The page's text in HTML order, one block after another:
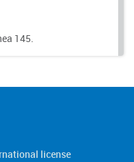
145.
license